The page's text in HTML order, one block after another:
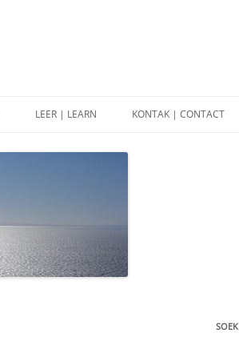
LEER | LEARN KONTAK | CONTACT
SOEK